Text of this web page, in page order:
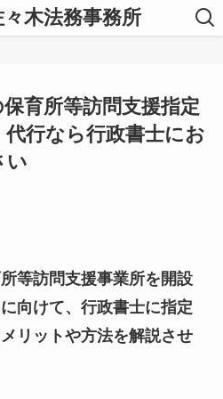
木法務事務所
育所等訪問支援指定
行なら行政書士にお
い
等訪問支援事業所を開設
向けて、行政書士に指定
リットや方法を解説させ